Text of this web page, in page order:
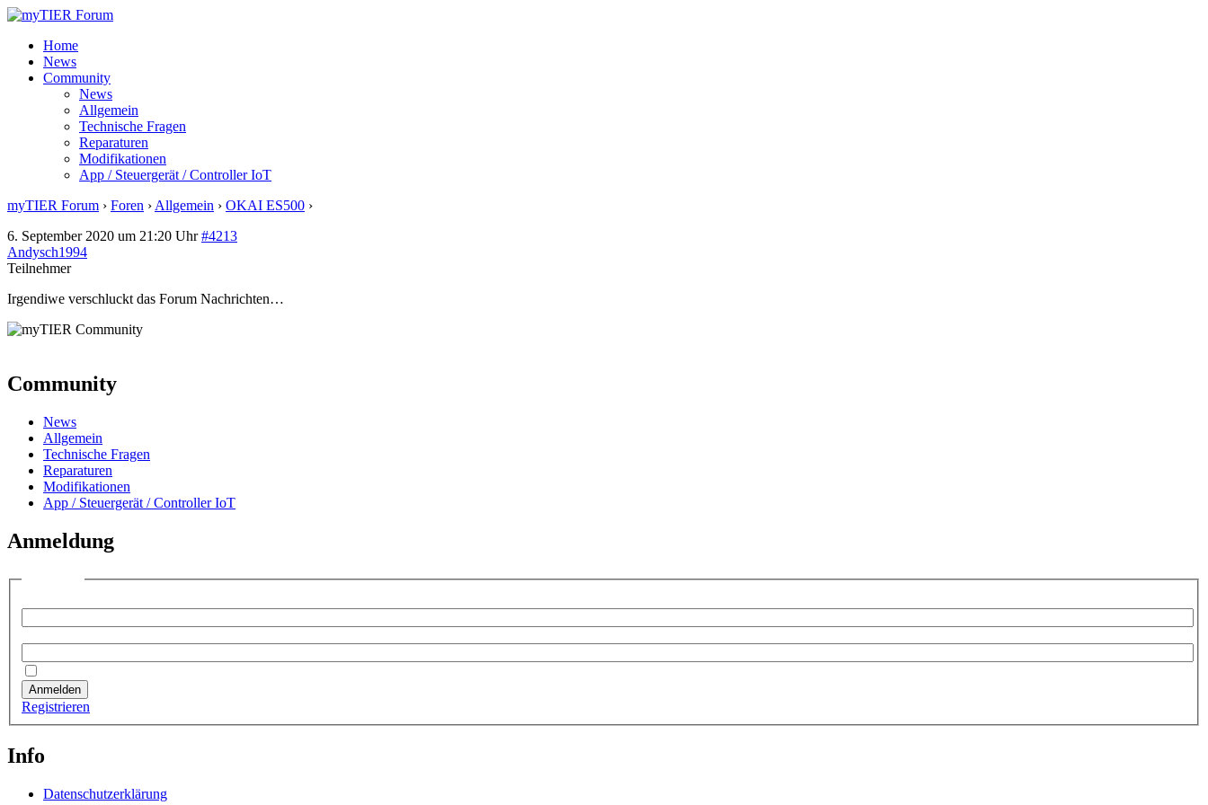
Home
News
Community
News
Allgemein
Technische Fragen
Reparaturen
Modifikationen
App / Steuergerät / Controller IoT
myTIER Forum › Foren › Allgemein › OKAI ES500 ›
6. September 2020 um 21:20 Uhr #4213
Andysch1994
Teilnehmer
Irgendiwe verschluckt das Forum Nachrichten…
Community
News
Allgemein
Technische Fragen
Reparaturen
Modifikationen
App / Steuergerät / Controller IoT
Anmeldung
Anmelden
Registrieren
Info
Datenschutzerklärung